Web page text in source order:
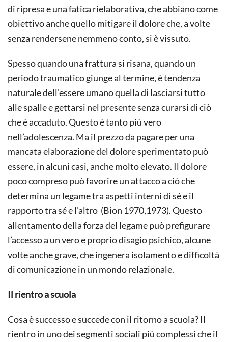
di ripresa e una fatica rielaborativa, che abbiano come
obiettivo anche quello mitigare il dolore che, a volte
senza rendersene nemmeno conto, si è vissuto.
Spesso quando una frattura si risana, quando un
periodo traumatico giunge al termine, è tendenza
naturale dell’essere umano quella di lasciarsi tutto
alle spalle e gettarsi nel presente senza curarsi di ciò
che è accaduto. Questo è tanto più vero
nell’adolescenza. Ma il prezzo da pagare per una
mancata elaborazione del dolore sperimentato può
essere, in alcuni casi, anche molto elevato. Il dolore
poco compreso può favorire un attacco a ciò che
determina un legame tra aspetti interni di sé e il
rapporto tra sé e l’altro (Bion 1970,1973). Questo
allentamento della forza del legame può prefigurare
l’accesso a un vero e proprio disagio psichico, alcune
volte anche grave, che ingenera isolamento e difficoltà
di comunicazione in un mondo relazionale.
Il rientro a scuola
Cosa è successo e succede con il ritorno a scuola? Il
rientro in uno dei segmenti sociali più complessi che il